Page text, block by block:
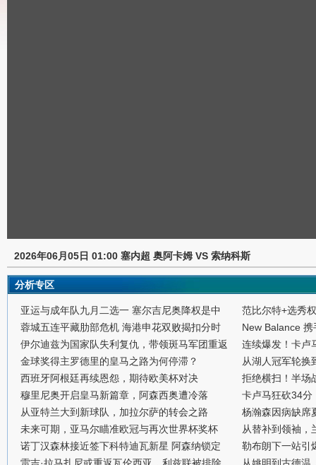
2026年06月05日 01:00 塞内超 奥阿卡姆 VS 索纳科斯
分析专区
亚运与成年队九月二选一 塞尔吉尼奥降权是中
蓉城五连平藏肋部危机 海港申花双败揭扣分时
伊尔迪兹为国家队失利复仇，带领斑马军团重返
金球奖得主罗德里的皇马之路为何停滞？
西班牙阿根廷再续恩怨，期待欧美杯对决
穆里尼奥开启皇马新篇章，阿森西奥遭冷落
从亚特兰大到新球队，加拉尔萨的转会之路
未来可期，亚马尔瞄准欧冠与再次世界杯奖杯
诺丁汉森林接近签下科特迪瓦新星 阿森纳锁定
范比尔特+选秀
New Balance
连续爆发！卡卢
从湖人冠军轮换
拒绝横扫！半场
卡卢马狂砍34分
杨瀚森因病缺席
从替补到领袖，
勒布朗下一站引